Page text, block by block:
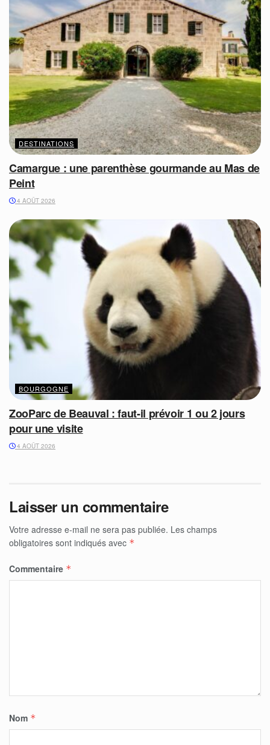
DESTINATIONS
Camargue : une parenthèse gourmande au Mas de
Peint
4 AOÛT 2026
BOURGOGNE
ZooParc de Beauval : faut-il prévoir 1 ou 2 jours
pour une visite
4 AOÛT 2026
Laisser un commentaire
Votre adresse e-mail ne sera pas publiée. Les champs
obligatoires sont indiqués avec *
Commentaire *
Nom *